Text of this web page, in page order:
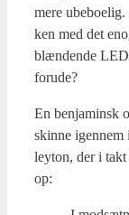
mere
ken med det
blæn­den­de
for­u­de?
En benja­minsk
skin­ne
leyton, der i
op: